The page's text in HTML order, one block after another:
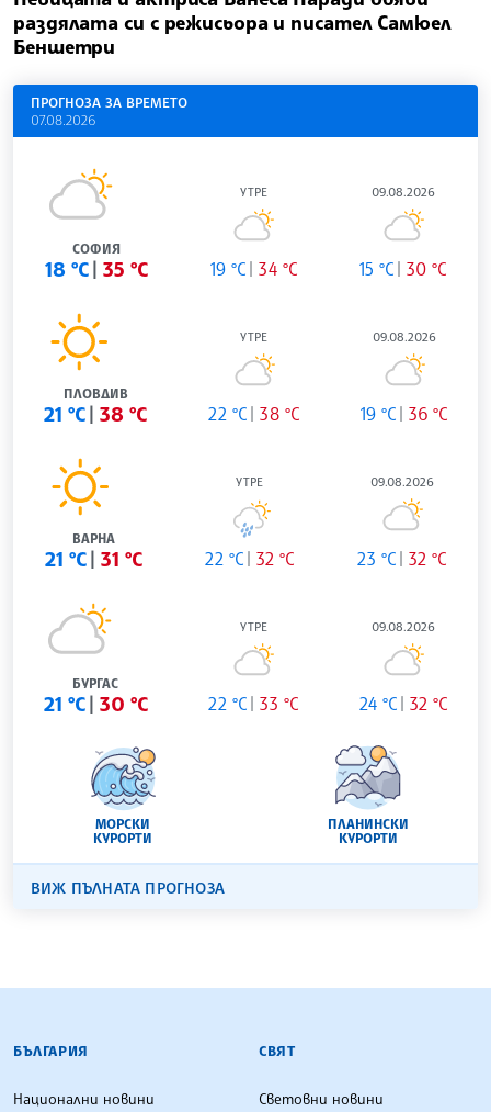
раздялата си с режисьора и писател Самюел
Беншетри
ПРОГНОЗА ЗА ВРЕМЕТО
07.08.2026
СОФИЯ
18 °C 35 °C
УТРЕ
19 °C 34 °C
09.08.2026
15 °C 30 °C
ПЛОВДИВ
21 °C 38 °C
УТРЕ
22 °C 38 °C
09.08.2026
19 °C 36 °C
ВАРНА
21 °C 31 °C
УТРЕ
22 °C 32 °C
09.08.2026
23 °C 32 °C
БУРГАС
21 °C 30 °C
УТРЕ
22 °C 33 °C
09.08.2026
24 °C 32 °C
МОРСКИ
КУРОРТИ
ПЛАНИНСКИ
КУРОРТИ
ВИЖ ПЪЛНАТА ПРОГНОЗА
БЪЛГАРСКА ТЕЛЕГРАФНА АГЕНЦИЯ
БЪЛГАРИЯ
Национални новини
СВЯТ
Световни новини